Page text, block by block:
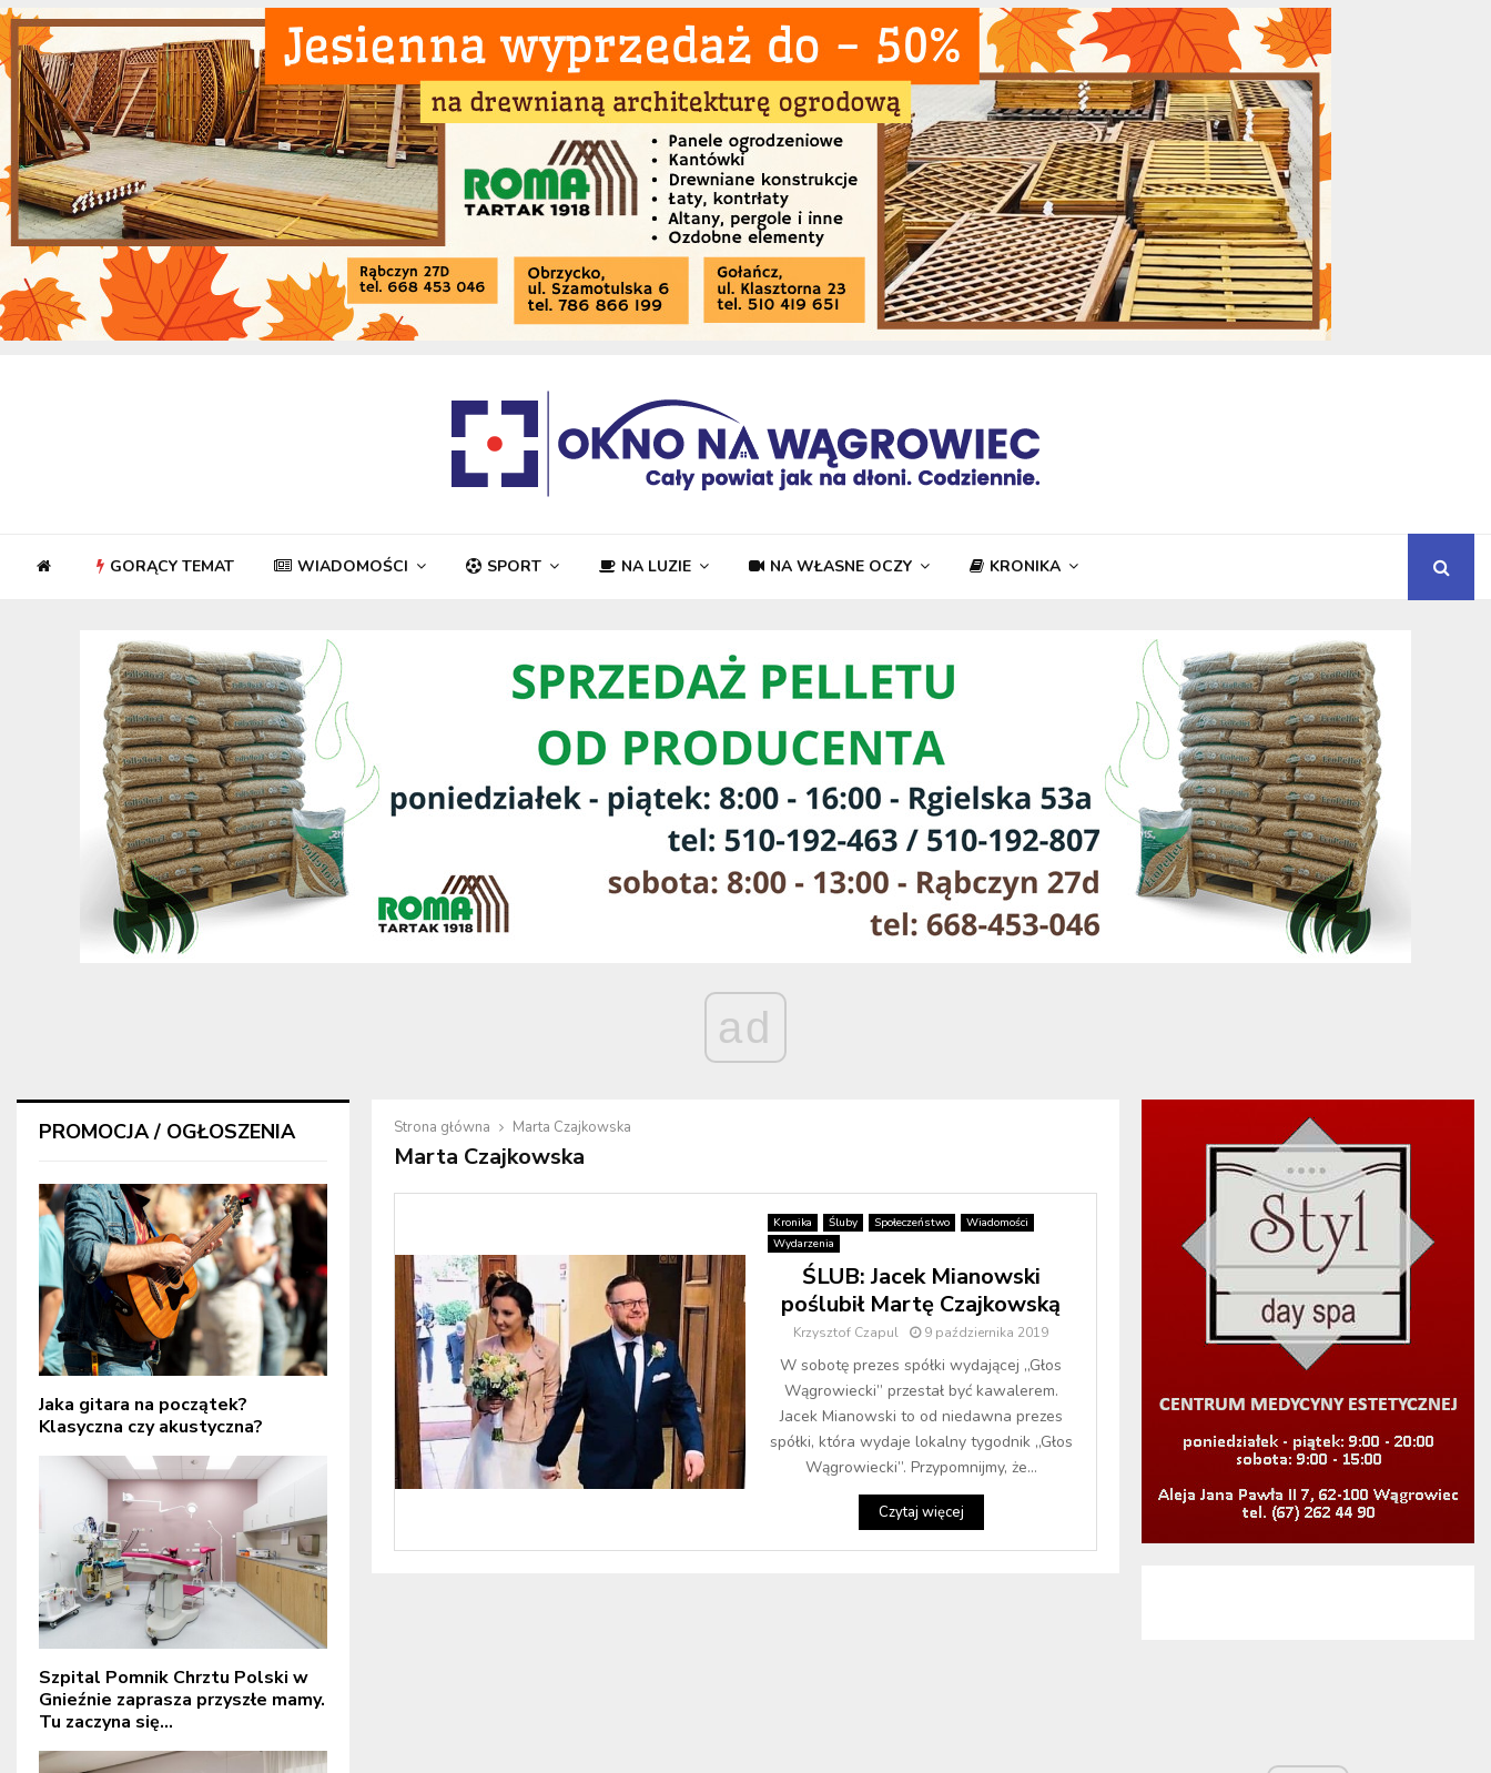
GORĄCY TEMAT WIADOMOŚCI SPORT NA LUZIE NA WŁASNE OCZY KRONIKA
ad
Strona główna Marta Czajkowska
Marta Czajkowska
Kronika Śluby Społeczeństwo
Wiadomości
Wydarzenia
ŚLUB: Jacek Mianowski
poślubił Martę Czajkowską
Krzysztof Czapul 9 października 2019
W sobotę prezes spółki wydającej „Głos
Wągrowiecki” przestał być kawalerem.
Jacek Mianowski to od niedawna prezes
spółki, która wydaje lokalny tygodnik „Głos
Wągrowiecki”. Przypomnijmy, że...
Czytaj więcej
PROMOCJA / OGŁOSZENIA
Jaka gitara na początek?
Klasyczna czy akustyczna?
Szpital Pomnik Chrztu Polski w
Gnieźnie zaprasza przyszłe mamy.
Tu zaczyna się...